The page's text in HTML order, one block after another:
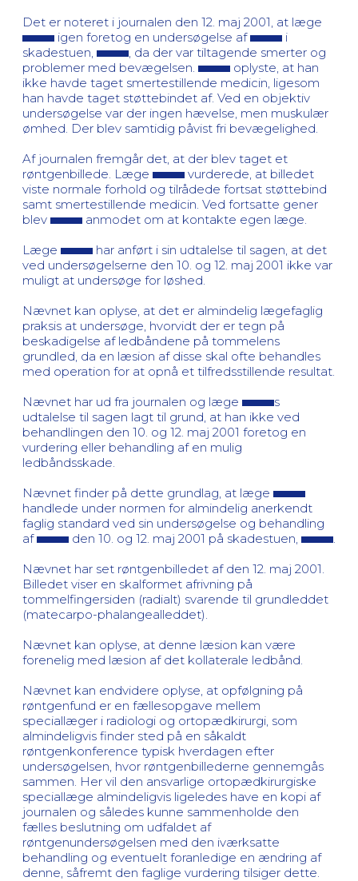
Det er noteret i journalen den 12. maj 2001, at læge
igen foretog en undersøgelse af
i
skadestuen,
, da der var tiltagende smerter og
problemer med bevægelsen.
oplyste, at han
ikke havde taget smertestillende medicin, ligesom
han havde taget støttebindet af. Ved en objektiv
undersøgelse var der ingen hævelse, men muskulær
ømhed. Der blev samtidig påvist fri bevægelighed.
Af journalen fremgår det, at der blev taget et
røntgenbillede. Læge
vurderede, at billedet
viste normale forhold og tilrådede fortsat støttebind
samt smertestillende medicin. Ved fortsatte gener
blev
anmodet om at kontakte egen læge.
Læge
har anført i sin udtalelse til sagen, at det
ved undersøgelserne den 10. og 12. maj 2001 ikke var
muligt at undersøge for løshed.
Nævnet kan oplyse, at det er almindelig lægefaglig
praksis at undersøge, hvorvidt der er tegn på
beskadigelse af ledbåndene på tommelens
grundled, da en læsion af disse skal ofte behandles
med operation for at opnå et tilfredsstillende resultat.
Nævnet har ud fra journalen og læge
s
udtalelse til sagen lagt til grund, at han ikke ved
behandlingen den 10. og 12. maj 2001 foretog en
vurdering eller behandling af en mulig
ledbåndsskade.
Nævnet finder på dette grundlag, at læge
handlede under normen for almindelig anerkendt
faglig standard ved sin undersøgelse og behandling
af
den 10. og 12. maj 2001 på skadestuen,
Nævnet har set røntgenbilledet af den 12. maj 2001.
Billedet viser en skalformet afrivning på
tommelfingersiden (radialt) svarende til grundleddet
(matecarpo-phalangealleddet).
Nævnet kan oplyse, at denne læsion kan være
forenelig med læsion af det kollaterale ledbånd.
Nævnet kan endvidere oplyse, at opfølgning på
røntgenfund er en fællesopgave mellem
speciallæger i radiologi og ortopædkirurgi, som
almindeligvis finder sted på en såkaldt
røntgenkonference typisk hverdagen efter
undersøgelsen, hvor røntgenbillederne gennemgås
sammen. Her vil den ansvarlige ortopædkirurgiske
speciallæge almindeligvis ligeledes have en kopi af
journalen og således kunne sammenholde den
fælles beslutning om udfaldet af
røntgenundersøgelsen med den iværksatte
behandling og eventuelt foranledige en ændring af
denne, såfremt den faglige vurdering tilsiger dette.